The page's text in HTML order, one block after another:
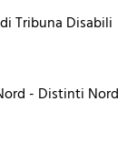
Tribuna Disabili
- Distinti Nord